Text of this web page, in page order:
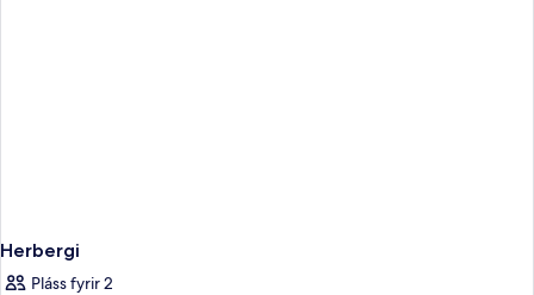
Herbergi
Pláss fyrir 2